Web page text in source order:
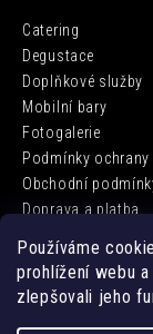
Používáme
prohlížení webu
zlepšovali jeho
Catering
Degustace
Doplňkové služby
Mobilní bary
Fotogalerie
Podmínky
Obchodní
Doprava a platba
Facebook